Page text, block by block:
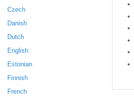
Czech
Danish
Dutch
English
Estonian
Finnish
French